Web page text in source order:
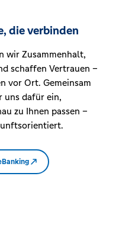
die verbinden
wir Zusammenhalt,
schaffen Vertrauen –
vor Ort. Gemeinsam
uns dafür ein,
zu Ihnen passen –